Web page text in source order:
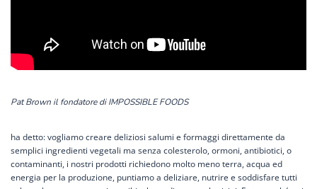
Pat Brown il fondatore di IMPOSSIBLE FOODS
ha detto: vogliamo creare deliziosi salumi e formaggi direttamente da
semplici ingredienti vegetali ma senza colesterolo, ormoni, antibiotici, o
contaminanti, i nostri prodotti richiedono molto meno terra, acqua ed
energia per la produzione, puntiamo a deliziare, nutrire e soddisfare tutti